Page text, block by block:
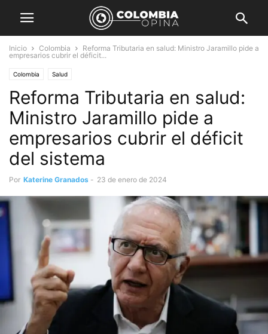
Inicio Colombia
Reforma Tributaria en salud: Ministro Jaramillo pide a
empresarios cubrir el déficit...
Colombia Salud
Reforma Tributaria en salud:
Ministro Jaramillo pide a
empresarios cubrir el déficit
del sistema
Por Katerine Granados - 23 de enero de 2024